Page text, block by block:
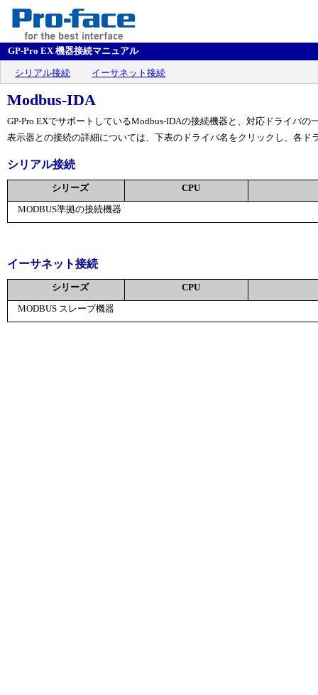
GP-Pro EX 機器接続マニュアル
シリアル接続 イーサネット接続
Modbus-IDA
GP-Pro EXでサポートしているModbus-IDAの接続機器と、対応ドライバの
表示器との接続の詳細については、下表のドライバ名をクリックし、各ド
シリアル接続
シリーズ CPU
MODBUS準拠の接続機器
イーサネット接続
シリーズ CPU
MODBUS スレーブ機器